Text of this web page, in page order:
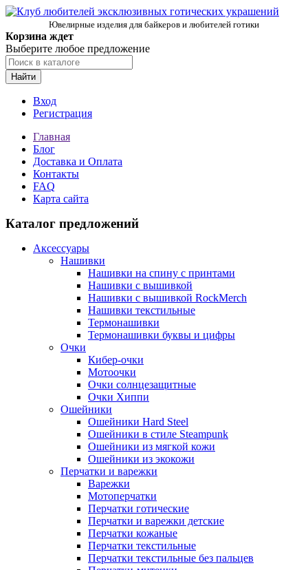
Ювелирные изделия для байкеров и любителей готики
Корзина ждет
Выберите любое предложение
Найти
Вход
Регистрация
Главная
Блог
Доставка и Оплата
Контакты
FAQ
Карта сайта
Каталог предложений
Аксессуары
Нашивки
Нашивки на спину с принтами
Нашивки с вышивкой
Нашивки с вышивкой RockMerch
Нашивки текстильные
Термонашивки
Термонашивки буквы и цифры
Очки
Кибер-очки
Мотоочки
Очки солнцезащитные
Очки Хиппи
Ошейники
Ошейники Hard Steel
Ошейники в стиле Steampunk
Ошейники из мягкой кожи
Ошейники из экокожи
Перчатки и варежки
Варежки
Мотоперчатки
Перчатки готические
Перчатки и варежки детские
Перчатки кожаные
Перчатки текстильные
Перчатки текстильные без пальцев